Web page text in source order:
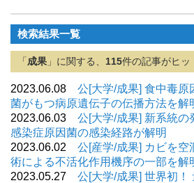
検索結果一覧
「 成果 」に関する、 115件の記事がヒッ
2023.06.08 公[大学/成果] 食中毒
菌がもつ病原遺伝子の伝播方法を解
2023.06.03 公[大学/成果] 新系統の
感染症原因菌の感染経路が解明
2023.06.02 公[産学/成果] カビを空
術による不活化作用機序の一部を解
2023.05.27 公[大学/成果] 世界初！